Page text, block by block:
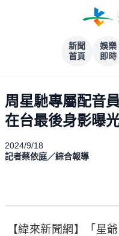
新聞
首頁
娛樂
即時
周星馳專屬配音
在台最後身影曝
2024/9/18
記者蔡依庭／綜合報導
【緯來新聞網】「星